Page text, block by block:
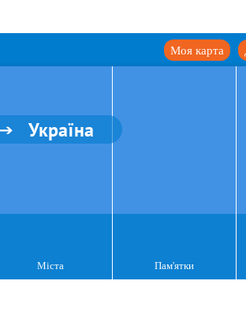
Моя карта
Україна
Міста Пам'ятки